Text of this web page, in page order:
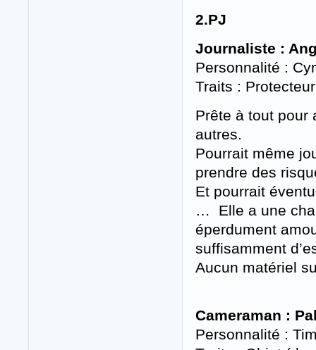
2.PJ
Journaliste :
Personnalité :
Traits :
Prête à tout pour
autres.
Pourrait même
prendre des
Et pourrait
… Elle a une
éperdument
suffisamment
Aucun matériel
Cameraman :
Personnalité :